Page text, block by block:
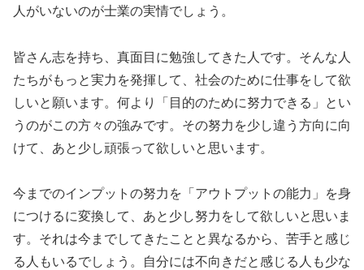
人がいないのが士業の実情でしょう。
皆さん志を持ち、真面目に勉強してきた人です。そんな人
たちがもっと実力を発揮して、社会のために仕事をして欲
しいと願います。何より「目的のために努力できる」とい
うのがこの方々の強みです。その努力を少し違う方向に向
けて、あと少し頑張って欲しいと思います。
今までのインプットの努力を「アウトプットの能力」を身
につけるに変換して、あと少し努力をして欲しいと思いま
す。それは今までしてきたことと異なるから、苦手と感じ
る人もいるでしょう。自分には不向きだと感じる人も少な